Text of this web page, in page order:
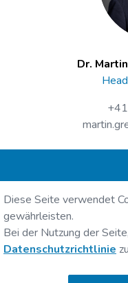
Dr.
Intercity Group
Zollikerstrasse 141
8008 Zürich
Diese Seite verwendet
gewährleisten.
Bei der Nutzung der
Datenschutzrichtlinie